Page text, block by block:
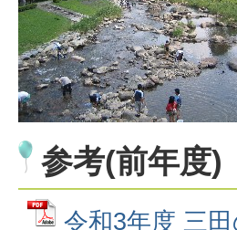
参考(前年度)
令和3年度 三